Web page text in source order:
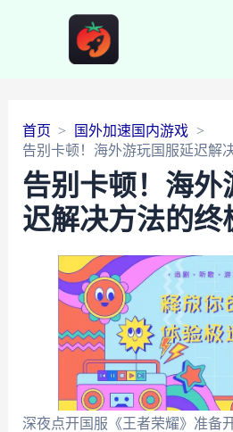
首页
国外加速国内游戏
告别卡顿！海外游玩国服延迟解
告别卡顿！海外
迟解决方法的终
深夜点开国服《王者荣耀》准备